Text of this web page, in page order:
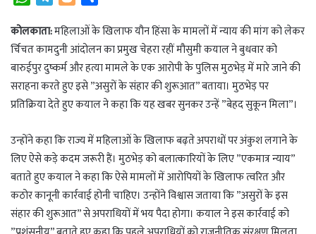
a
t
s
A
p
l
e
g
r
a
o
g
g
e
r
a
r
e
कोलकाता:महिलाओं के खिलाफ यौन हिंसा के मामलों में न्याय की मांग को लेकर
र्चिचत कामदुनी आंदोलन का प्रमुख चेहरा रहीं मौसुमी कयाल ने बुधवार को
बारुईपुर दुष्कर्म और हत्या मामले के एक आरोपी के पुलिस मुठभेड़ में मारे जाने की
सराहना करते हुए इसे ”असुरों के संहार की शुरूआत” बताया। मुठभेड़ पर
प्रतिक्रिया देते हुए कयाल ने कहा कि यह खबर सुनकर उन्हें ”बेहद सुकून मिला”।
उन्होंने कहा कि राज्य में महिलाओं के खिलाफ बढ़ते अपराधों पर अंकुश लगाने के
लिए ऐसे कड़े कदम जरूरी हैं। मुठभेड़ को बलात्कारियों के लिए ”एकमात्र न्याय”
बताते हुए कयाल ने कहा कि ऐसे मामलों में आरोपियों के खिलाफ त्वरित और
कठोर कानूनी कार्रवाई होनी चाहिए। उन्होंने विश्वास जताया कि ”असुरों के इस
संहार की शुरूआत” से अपराधियों में भय पैदा होगा। कयाल ने इस कार्रवाई को